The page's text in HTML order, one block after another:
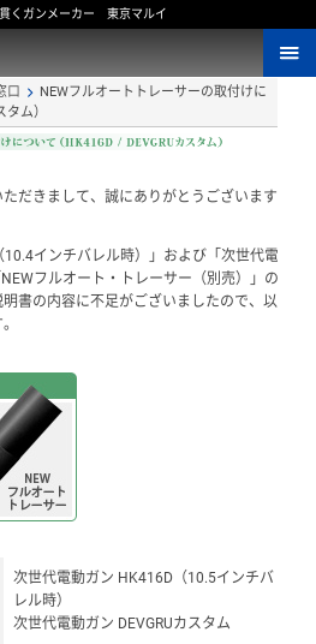
くガンメーカー 東京マルイ
口
NEWフルオートトレーサーの取付けに
ム）
だきまして、誠にありがとうございます。
10.4インチバレル時）」および「次世代電動ガ
フルオート・トレーサー（別売）」の装着
書の内容に不足がございましたので、以下の
次世代電動ガン HK416D（10.5インチバ
レル時）
次世代電動ガン DEVGRUカスタム